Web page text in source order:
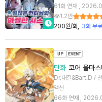
61화 연재 ,
1.2만
200원/화
3화 무료
만화 코어 올마
Dr.대길&Bart.D /
액션
66화 연재 ,